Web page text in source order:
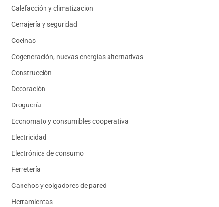
Calefacción y climatización
Cerrajería y seguridad
Cocinas
Cogeneración, nuevas energías alternativas
Construcción
Decoración
Droguería
Economato y consumibles cooperativa
Electricidad
Electrónica de consumo
Ferretería
Ganchos y colgadores de pared
Herramientas